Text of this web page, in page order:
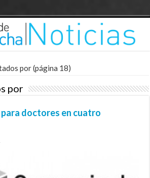
por (página 18)
por
doctores en cuatro